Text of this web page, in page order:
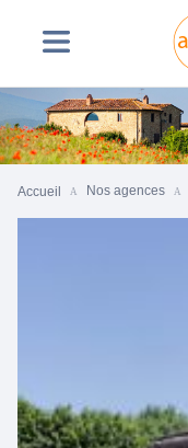
Accueil Nos agences